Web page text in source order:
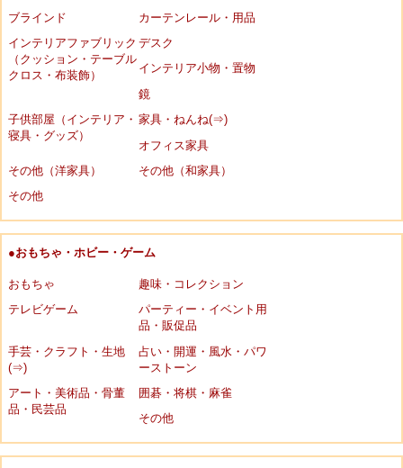
ブラインド
カーテンレール・用品
インテリアファブリック
（クッション・テーブル
クロス・布装飾）
デスク
インテリア小物・置物
鏡
子供部屋（インテリア・
寝具・グッズ）
家具・ねんね(⇒)
オフィス家具
その他（洋家具）
その他（和家具）
その他
●おもちゃ・ホビー・ゲーム
おもちゃ
趣味・コレクション
テレビゲーム
パーティー・イベント用
品・販促品
手芸・クラフト・生地
(⇒)
占い・開運・風水・パワ
ーストーン
アート・美術品・骨董
品・民芸品
囲碁・将棋・麻雀
その他